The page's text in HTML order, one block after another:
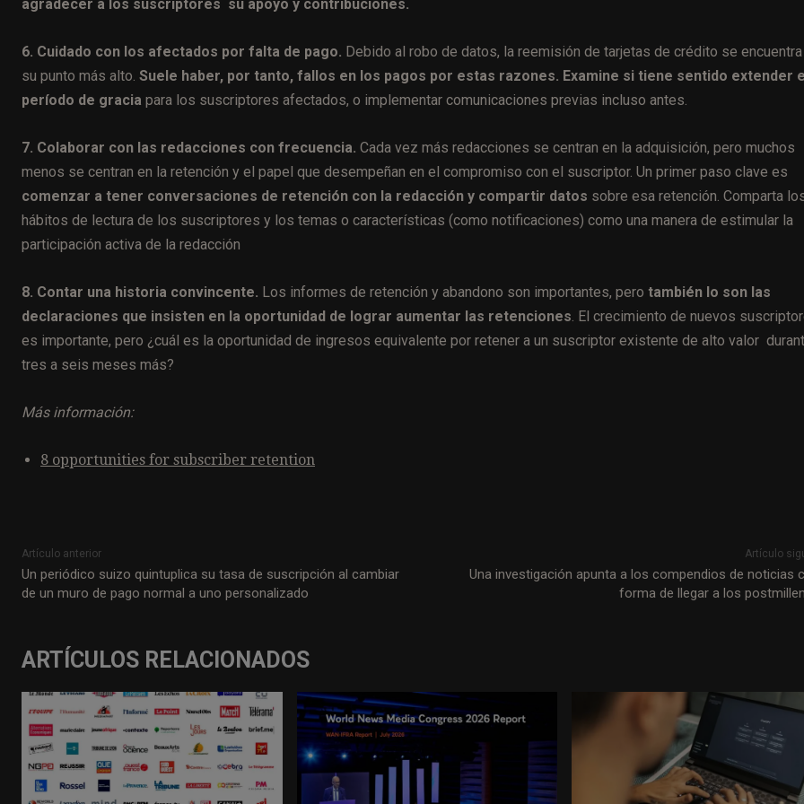
agradecer a los suscriptores su apoyo y contribuciones.
6. Cuidado con los afectados por falta de pago. Debido al robo de datos, la reemisión de tarjetas de crédito se encuentra
su punto más alto. Suele haber, por tanto, fallos en los pagos por estas razones. Examine si tiene sentido extender
período de gracia para los suscriptores afectados, o implementar comunicaciones previas incluso antes.
7. Colaborar con las redacciones con frecuencia. Cada vez más redacciones se centran en la adquisición, pero muchos
menos se centran en la retención y el papel que desempeñan en el compromiso con el suscriptor. Un primer paso clave es
comenzar a tener conversaciones de retención con la redacción y compartir datos sobre esa retención. Comparta
hábitos de lectura de los suscriptores y los temas o características (como notificaciones) como una manera de estimular la
participación activa de la redacción
8. Contar una historia convincente. Los informes de retención y abandono son importantes, pero también lo son las
declaraciones que insisten en la oportunidad de lograr aumentar las retenciones . El crecimiento de nuevos
es importante, pero ¿cuál es la oportunidad de ingresos equivalente por retener a un suscriptor existente de alto valor
tres a seis meses más?
Más información:
8 opportunities for subscriber retention
Artículo anterior
Un periódico suizo quintuplica su tasa de suscripción al cambiar
de un muro de pago normal a uno personalizado
Artículo
Una investigación apunta a los compendios de noticias
forma de llegar a los
ARTÍCULOS RELACIONADOS